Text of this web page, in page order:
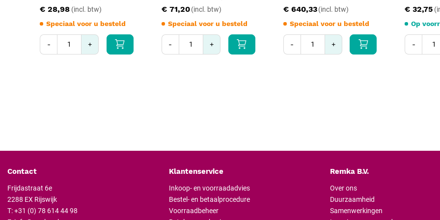
stand; ultrasoon
Vóór elk gebruik visueel
cremaillère; instrumenten met
Materiaal: roestvrijstaal
Sterilisatie:
Reiniging: machinaal in
CE-markering: medisch
€ 28,98
Speciaal voor u besteld
- +
€ 71,20
Speciaal voor u besteld
- +
€ 640,33
Speciaal voor u besteld
- +
€ 32,75
Op
-
Contact
Frijdastraat 6e
2288 EX Rijswijk
T:+31 (0) 78 614 44 98
Klantenservice
Inkoop- en voorraadadvies
Bestel- en betaalprocedure
Voorraadbeheer
Remka B.V.
Over ons
Duurzaamheid
Samenwerkingen